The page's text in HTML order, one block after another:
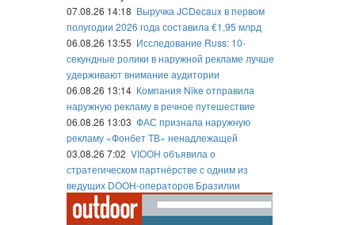
07.08.26 14:18 Выручка JCDecaux в первом
полугодии 2026 года составила €1,95 млрд
06.08.26 13:55 Исследование Russ: 10-
секундные ролики в наружной рекламе лучше
удерживают внимание аудитории
06.08.26 13:14 Компания Nike отправила
наружную рекламу в речное путешествие
06.08.26 13:03 ФАС признала наружную
рекламу «Фонбет ТВ» ненадлежащей
03.08.26 7:02 VIOOH объявила о
стратегическом партнёрстве с одним из
ведущих DOOH-операторов Бразилии